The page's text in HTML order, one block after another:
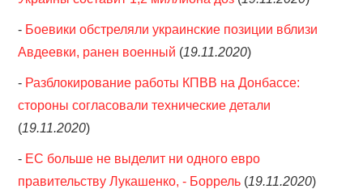
- Боевики обстреляли украинские позиции вблизи
Авдеевки, ранен военный (19.11.2020)
- Разблокирование работы КПВВ на Донбассе:
стороны согласовали технические детали
(19.11.2020)
- ЕС больше не выделит ни одного евро
правительству Лукашенко, - Боррель (19.11.2020)